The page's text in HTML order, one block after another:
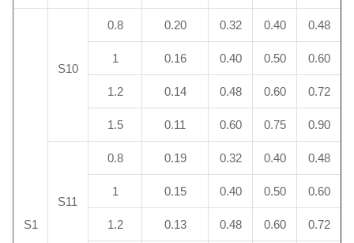
S1
S10
0.8 0.20 0.32 0.40 0.48
1 0.16 0.40 0.50 0.60
1.2 0.14 0.48 0.60 0.72
1.5 0.11 0.60 0.75 0.90
S11
0.8 0.19 0.32 0.40 0.48
1 0.15 0.40 0.50 0.60
1.2 0.13 0.48 0.60 0.72